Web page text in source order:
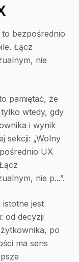
bezpośrednio
Łącz
nie
pamiętać, że
wtedy, gdy
i wynik
sekcji: „Wolny
UX
nie p...”.
istotne jest
od decyzji
po
ma sens